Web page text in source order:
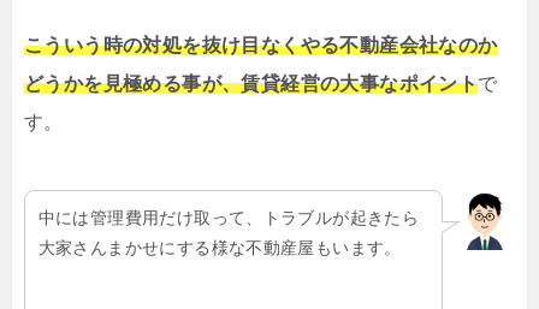
こういう時の対処を抜け目なくやる不動産会社なのか
どうかを見極める事が、賃貸経営の大事なポイントで
す。
中には管理費用だけ取って、トラブルが起きたら
大家さんまかせにする様な不動産屋もいます。